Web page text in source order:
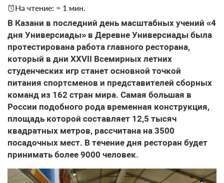
На чтение: ≈ 1 мин.
В Казани в последний день масштабных учений «4
дня Универсиады» в Деревне Универсиады была
протестирована работа главного ресторана,
который в дни XXVII Всемирных летних
студенческих игр станет основной точкой
питания спортсменов и представителей сборных
команд из 162 стран мира. Самая большая в
России подобного рода временная конструкция,
площадь которой составляет 12,5 тысяч
квадратных метров, рассчитана на 3500
посадочных мест. В течение дня ресторан будет
принимать более 9000 человек.